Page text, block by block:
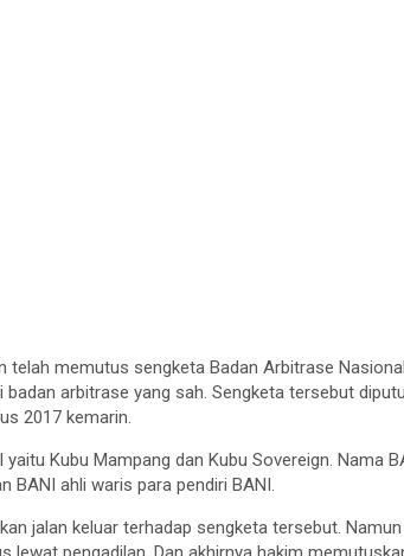
telah memutus sengketa Badan Arbitrase
arbitrase yang sah. Sengketa tersebut
2017 kemarin.
Kubu Mampang dan Kubu Sovereign. Nama
BANI ahli waris para pendiri BANI.
jalan keluar terhadap sengketa tersebut.